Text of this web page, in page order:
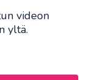
videon
yltä.